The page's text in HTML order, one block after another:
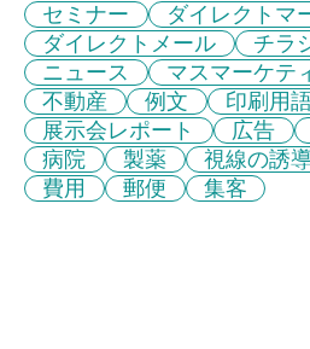
セミナー
ダイレクトマ
ダイレクトメール
チラ
ニュース
マスマーケテ
不動産
例文
印刷用
展示会レポート
広告
病院
製薬 視線の誘
費用
郵便 集客